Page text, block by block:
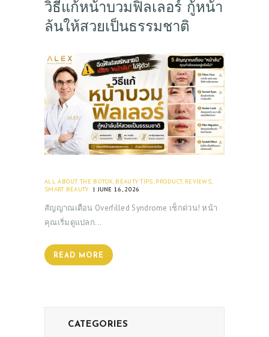
วิธีแก้หน้าบวมฟิลเลอร์ กู้หน้า
ล้นให้สวยเป็นธรรมชาติ
ALL ABOUT THE BOTOX, BEAUTY TIPS, PRODUCT, REVIEWS,
SMART BEAUTY
JUNE 16, 2026
สัญญาณเตือน Overfilled Syndrome เช็กด่วน! หน้า
คุณเริ่มดูแปลก…
READ MORE
CATEGORIES